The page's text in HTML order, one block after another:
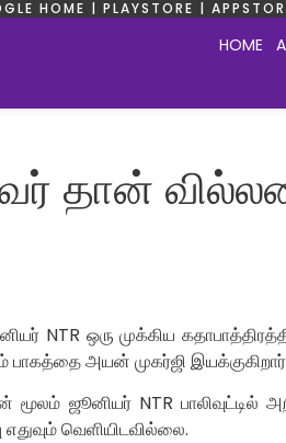
HOME | PLAYSTORE |
HOME
தான்
NTR ஒரு முக்கிய
பாகத்தை அயன் முகர்ஜி
ஜூனியர் NTR பாலிவுட்டில்
எதுவும் வெளியிடவில்லை.